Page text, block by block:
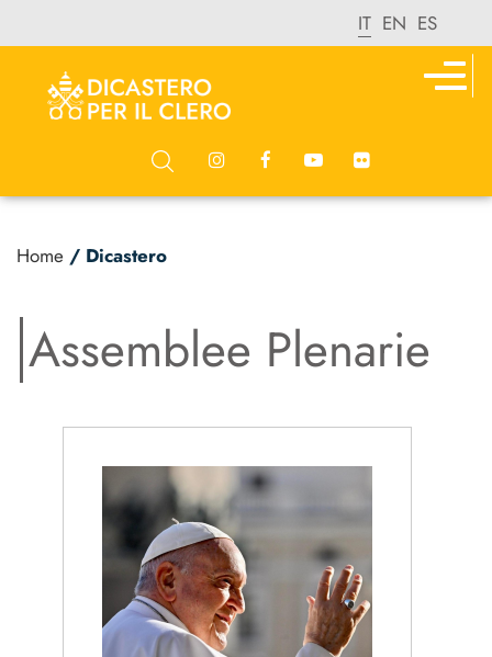
IT EN ES
Home / Dicastero
Assemblee Plenarie